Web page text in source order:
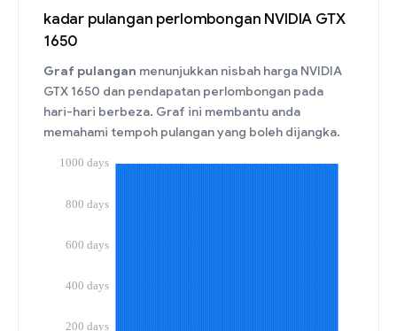
kadar pulangan perlombongan NVIDIA GTX
1650
Graf pulangan menunjukkan nisbah harga NVIDIA
GTX 1650 dan pendapatan perlombongan pada
hari-hari berbeza. Graf ini membantu anda
memahami tempoh pulangan yang boleh dijangka.